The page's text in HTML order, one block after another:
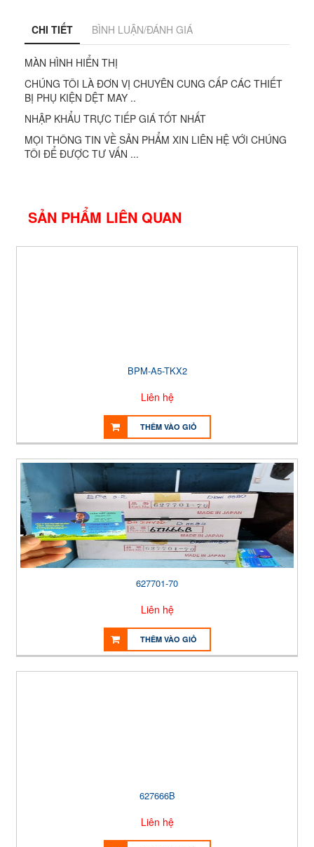
CHI TIẾT BÌNH LUẬN/ĐÁNH GIÁ
MÀN HÌNH HIỂN THỊ
CHÚNG TÔI LÀ ĐƠN VỊ CHUYÊN CUNG CẤP CÁC THIẾT
BỊ PHỤ KIỆN DỆT MAY ..
NHẬP KHẨU TRỰC TIẾP GIÁ TỐT NHẤT
MỌI THÔNG TIN VỀ SẢN PHẨM XIN LIÊN HỆ VỚI CHÚNG
TÔI ĐỂ ĐƯỢC TƯ VẤN ...
SẢN PHẨM LIÊN QUAN
BPM-A5-TKX2
Liên hệ
THÊM VÀO GIỎ
627701-70
Liên hệ
THÊM VÀO GIỎ
627666B
Liên hệ